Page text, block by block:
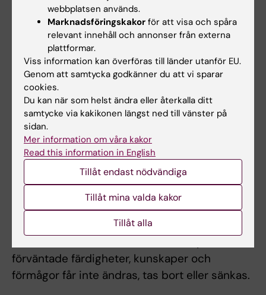
räknas de gånger studenten deltagit i ett och
samma prov. För sent inlämnade
examinationsuppgifter beaktas ej. Studenter
som inte lämnat in i tid hänvisas till
omtentamenstillfället.
Om det föreligger särskilda skäl, eller behov av
anpassning för student med
funktionsnedsättning, får examinator fatta
beslut om att frångå kursplanens föreskrifter
om examinationsform, antal
examinationstillfällen, möjlighet till
komplettering eller undantag från
obligatoriska utbildningsmoment, m.m.
förväntade färdigheter, kunskaper och
förmågor får inte ändras, tas bort eller sänkas.
webbplatsen används.
Marknadsföringskakor för att visa och spåra
relevant innehåll och annonser från externa
plattformar.
Viss information kan överföras till länder utanför EU.
Genom att samtycka godkänner du att vi sparar
cookies.
Du kan när som helst ändra eller återkalla ditt
samtycke via kakikonen längst ned till vänster på
sidan.
Mer information om våra kakor
Read this information in English
Tillåt endast nödvändiga
Tillåt mina valda kakor
Tillåt alla